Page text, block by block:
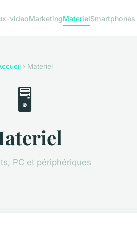
videoMarketingMaterielSmartphones
› Materiel
🖥️
PC et périphériques